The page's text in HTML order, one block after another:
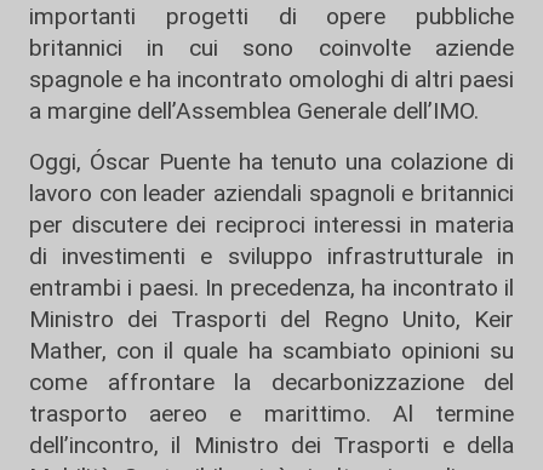
importanti progetti di opere pubbliche
britannici in cui sono coinvolte aziende
spagnole e ha incontrato omologhi di altri paesi
a margine dell’Assemblea Generale dell’IMO.
Oggi, Óscar Puente ha tenuto una colazione di
lavoro con leader aziendali spagnoli e britannici
per discutere dei reciproci interessi in materia
di investimenti e sviluppo infrastrutturale in
entrambi i paesi. In precedenza, ha incontrato il
Ministro dei Trasporti del Regno Unito, Keir
Mather, con il quale ha scambiato opinioni su
come affrontare la decarbonizzazione del
trasporto aereo e marittimo. Al termine
dell’incontro, il Ministro dei Trasporti e della